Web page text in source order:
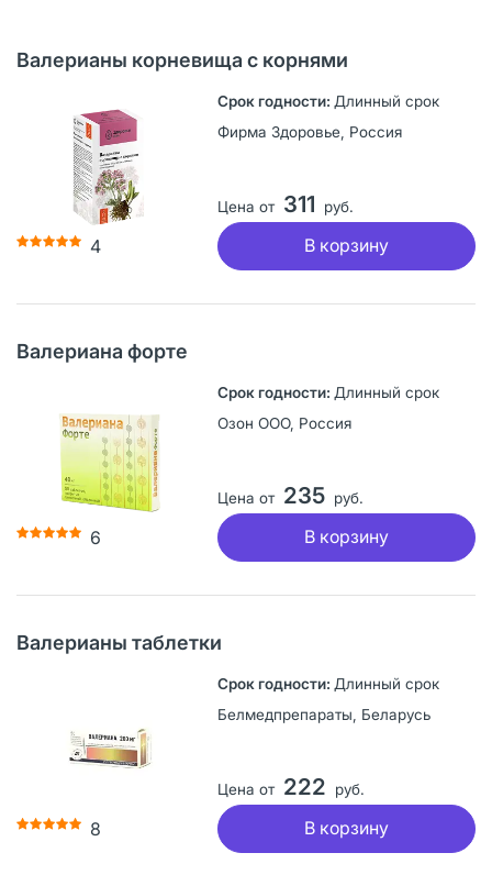
Валерианы корневища с корнями
4
Длинный срок
Фирма Здоровье, Россия
Цена от 311 руб.
В корзину
Валериана форте
6
Длинный срок
Озон ООО, Россия
Цена от 235 руб.
В корзину
Валерианы таблетки
8
Длинный срок
Белмедпрепараты, Беларусь
Цена от 222 руб.
В корзину